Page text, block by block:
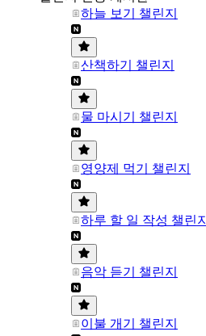
하늘 보기 챌린지
산책하기 챌린지
물 마시기 챌린지
영양제 먹기 챌린지
하루 할 일 작성 챌린지
음악 듣기 챌린지
이불 개기 챌린지